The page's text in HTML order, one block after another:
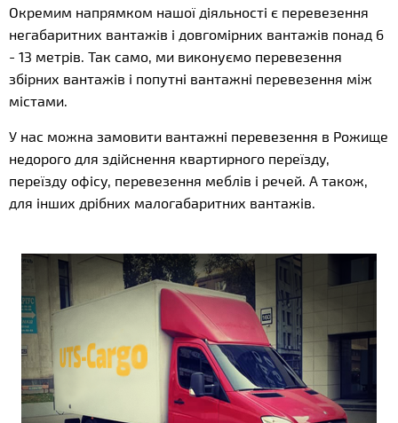
Окремим напрямком нашої діяльності є перевезення
негабаритних вантажів і довгомірних вантажів понад 6
- 13 метрів. Так само, ми виконуємо перевезення
збірних вантажів і попутні вантажні перевезення між
містами.
У нас можна замовити вантажні перевезення в Рожище
недорого для здійснення квартирного переїзду,
переїзду офісу, перевезення меблів і речей. А також,
для інших дрібних малогабаритних вантажів.